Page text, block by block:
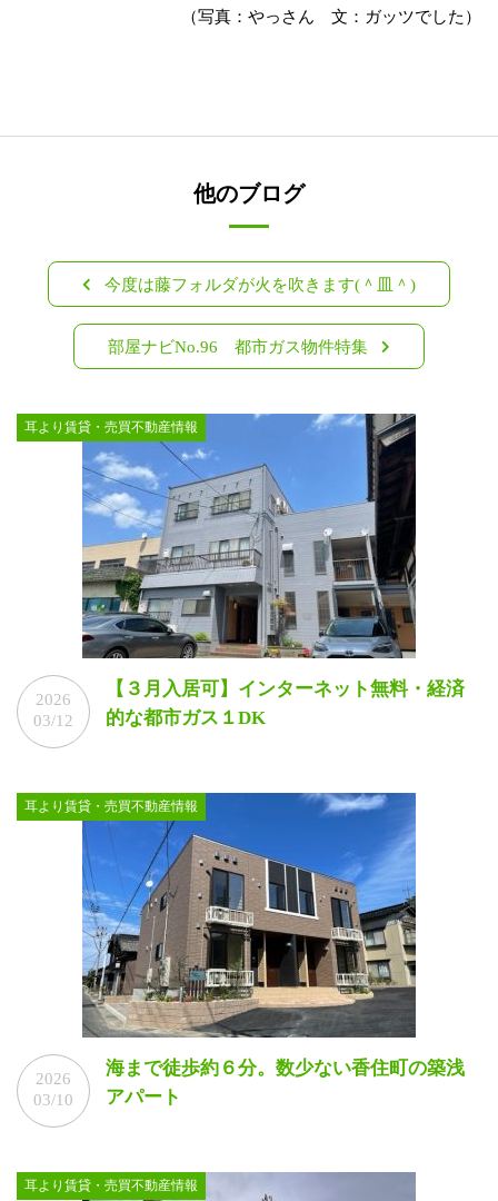
（写真：やっさん 文：ガッツでした）
他のブログ
ゲ
今度は藤フォルダが火を吹きます(＾皿＾)
部屋ナビNo.96 都市ガス物件特集
耳より賃貸・売買不動産情報
2026
03/12
【３月入居可】インターネット無料・経済
的な都市ガス１DK
耳より賃貸・売買不動産情報
2026
03/10
海まで徒歩約６分。数少ない香住町の築浅
アパート
耳より賃貸・売買不動産情報